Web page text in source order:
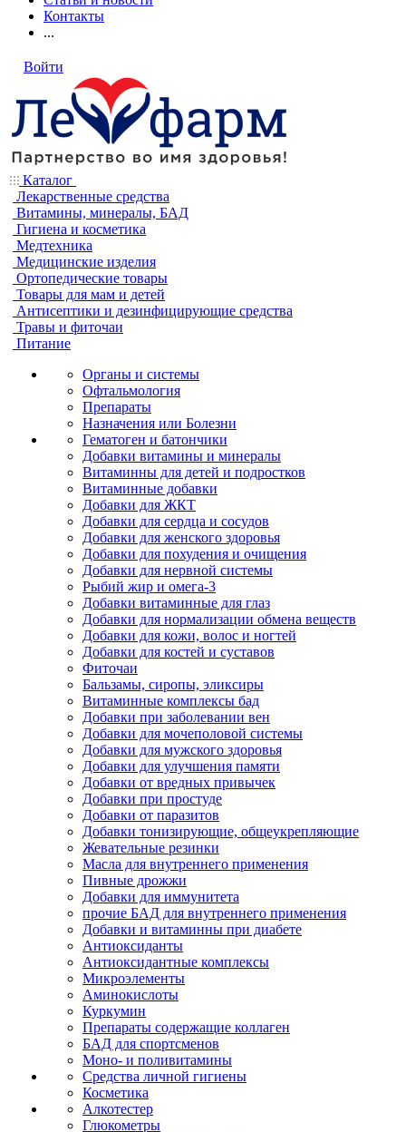
Контакты
...
Войти
Каталог
Лекарственные средства
Витамины, минералы, БАД
Гигиена и косметика
Медтехника
Медицинские изделия
Ортопедические товары
Товары для мам и детей
Антисептики и дезинфицирующие средства
Травы и фиточаи
Питание
Органы и системы
Офтальмология
Препараты
Назначения или Болезни
Гематоген и батончики
Добавки витамины и минералы
Витаминны для детей и подростков
Витаминные добавки
Добавки для ЖКТ
Добавки для сердца и сосудов
Добавки для женского здоровья
Добавки для похудения и очищения
Добавки для нервной системы
Рыбий жир и омега-3
Добавки витаминные для глаз
Добавки для нормализации обмена веществ
Добавки для кожи, волос и ногтей
Добавки для костей и суставов
Фиточаи
Бальзамы, сиропы, эликсиры
Витаминные комплексы бад
Добавки при заболевании вен
Добавки для мочеполовой системы
Добавки для мужского здоровья
Добавки для улучшения памяти
Добавки от вредных привычек
Добавки при простуде
Добавки от паразитов
Добавки тонизирующие, общеукрепляющие
Жевательные резинки
Масла для внутреннего применения
Пивные дрожжи
Добавки для иммунитета
прочие БАД для внутреннего применения
Добавки и витаминны при диабете
Антиоксиданты
Антиоксидантные комплексы
Микроэлементы
Аминокислоты
Куркумин
Препараты содержащие коллаген
БАД для спортсменов
Моно- и поливитамины
Средства личной гигиены
Косметика
Алкотестер
Глюкометры